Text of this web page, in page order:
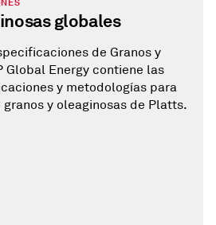
globales
de Granos y
Global Energy contiene las
y metodologías para
y oleaginosas de Platts.